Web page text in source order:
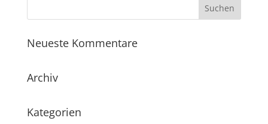
Neueste Kommentare
Archiv
Kategorien